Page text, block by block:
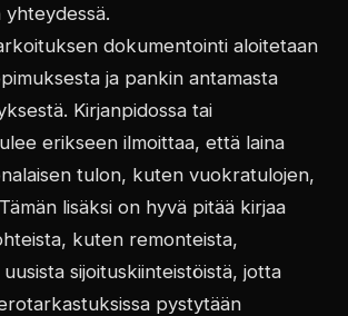
yhteydessä.
dokumentointi aloitetaan
ja pankin antamasta
Kirjanpidossa tai
erikseen ilmoittaa, että laina
tulon, kuten vuokratulojen,
lisäksi on hyvä pitää kirjaa
kuten remonteista,
sijoituskiinteistöistä, jotta
pystytään